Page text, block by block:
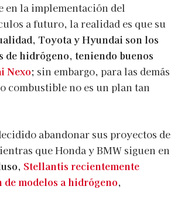
en la implementación del
a futuro, la realidad es que su
Toyota y Hyundai son los
de hidrógeno, teniendo buenos
Nexo; sin embargo, para las demás
combustible no es un plan tan
abandonar sus proyectos de
que Honda y BMW siguen en
Stellantis recientemente
modelos a hidrógeno,